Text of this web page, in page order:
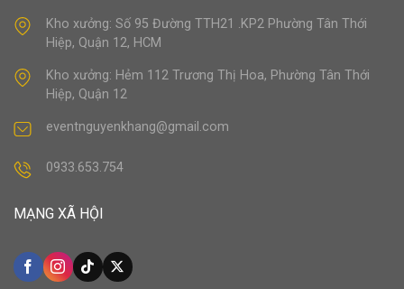
Kho xưởng: Số 95 Đường TTH21 .KP2 Phường Tân Thới
Hiệp, Quận 12, HCM
Kho xưởng: Hẻm 112 Trương Thị Hoa, Phường Tân Thới
Hiệp, Quận 12
eventnguyenkhang@gmail.com
0933.653.754
MẠNG XÃ HỘI